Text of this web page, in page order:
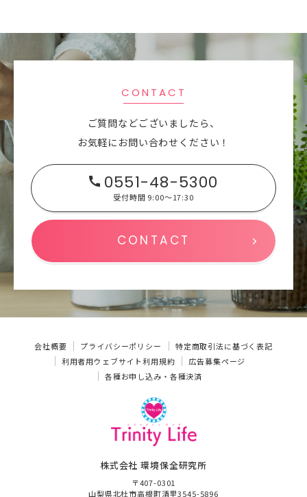
CONTACT
ご質問などございましたら、
お気軽にお問い合わせください！
0551-48-5300
受付時間 9:00～17:30
CONTACT
会社概要 プライバシーポリシー
特定商取引法に基づく表記
利用者用ウェブサイト利用規約
広告募集ページ
各種お申し込み・各種決済
株式会社 環境保全研究所
〒407-0301
山梨県北杜市高根町清里3545-5896